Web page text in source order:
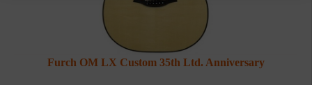
Furch OM LX Custom 35th Ltd. Anniversary